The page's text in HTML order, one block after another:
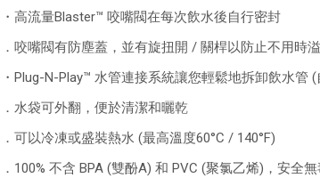
・高流量Blaster™ 咬嘴閥在每次飲水後自行密封
．咬嘴閥有防塵蓋，並有旋扭開 / 關桿以防止不用時
・Plug-N-Play™ 水管連接系統讓您輕鬆地拆卸飲水管
．水袋可外翻，便於清潔和曬乾
．可以冷凍或盛裝熱水 (最高溫度60°C / 140°F)
．100% 不含 BPA (雙酚A) 和 PVC (聚氯乙烯)，安全